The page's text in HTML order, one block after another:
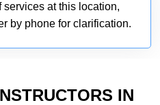
at this location,
by phone for clarification.
IN